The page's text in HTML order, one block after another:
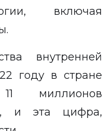
включая
внутренней
году в стране
миллионов
и эта цифра,